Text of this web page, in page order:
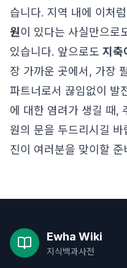
습니다. 지역 내에 이처
원이 있다는 사실만으로
있습니다. 앞으로도 지축
장 가까운 곳에서, 가장
파트너로서 끊임없이 발
에 대한 염려가 생길 때,
원의 문을 두드리시길
진이 여러분을 맞이할
Ewha Wiki
지식백과사전